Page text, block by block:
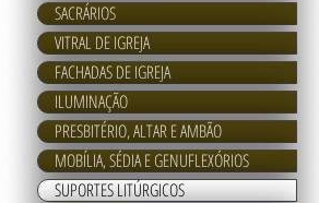
SACRÁRIOS
VITRAL DE IGREJA
FACHADAS DE IGREJA
ILUMINAÇÃO
PRESBITÉRIO, ALTAR E AMBÃO
MOBÍLIA, SÉDIA E GENUFLEXÓRIOS
SUPORTES LITÚRGICOS